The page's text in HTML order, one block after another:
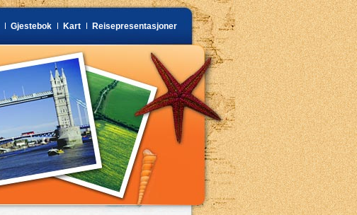
Gjestebok Kart Reisepresentasjoner